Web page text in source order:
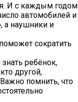
И с каждым годом
автомобилей и
а наушники и
сократить
ребёнок,
другой,
помнить, что